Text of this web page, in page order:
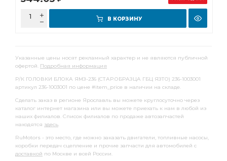
В КОРЗИНУ
Указанные цены носят рекламный характер и не являются публичной
офертой. Подробная информация
Р/К ГОЛОВКИ БЛОКА ЯМЗ-236 (СТАР.ОБРАЗЦА ГБЦ ЯЗТО) 236-1003001
артикул 236-1003001 по цене #item_price в наличии на складе.
Сделать заказ в регионе Ярославль вы можете круглосуточно через
каталог интернет магазина или вы можете приехать к нам в любой из
наших филиалов. Список филиалов по продаже автозапчастей
находятся здесь.
RuMotors - это место, где можно заказать двигатели, топливные насосы,
коробки передач сцепление и прочие запчасти для автомобилей с
доставкой по Москве и всей России.